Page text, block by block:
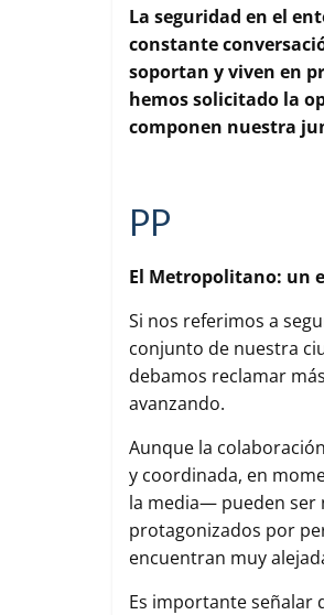
c
e
b
o
o
k
i
t
t
e
r
a
t
s
A
p
p
a
i
l
m
p
a
r
t
i
La seguridad en el
constante
soportan y viven en
hemos solicitado la
componen nuestra
PP
El Metropolitano: un
Si nos referimos a
conjunto de nuestra
debamos reclamar
avanzando.
Aunque la
y coordinada, en
la media— pueden ser
protagonizados por
encuentran muy
Es importante señalar